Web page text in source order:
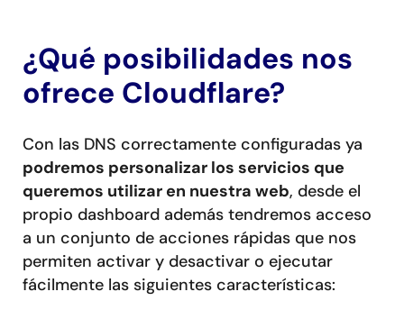
¿Qué posibilidades nos
ofrece Cloudflare?
Con las DNS correctamente configuradas ya
podremos personalizar los servicios que
queremos utilizar en nuestra web, desde el
propio dashboard además tendremos acceso
a un conjunto de acciones rápidas que nos
permiten activar y desactivar o ejecutar
fácilmente las siguientes características: